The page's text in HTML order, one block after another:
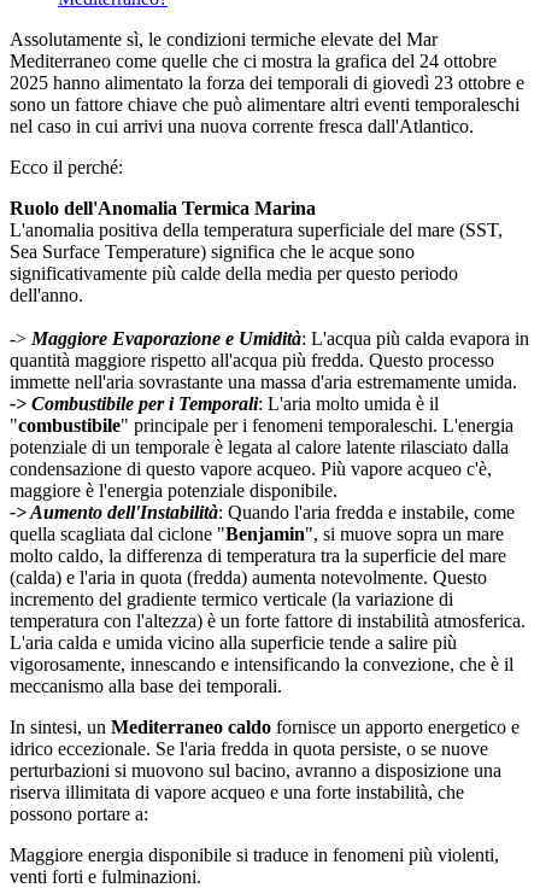
Assolutamente sì, le condizioni termiche elevate del Mar
Mediterraneo come quelle che ci mostra la grafica del 24 ottobre
2025 hanno alimentato la forza dei temporali di giovedì 23 ottobre e
sono un fattore chiave che può alimentare altri eventi temporaleschi
nel caso in cui arrivi una nuova corrente fresca dall'Atlantico.
Ecco il perché:
Ruolo dell'Anomalia Termica Marina
L'anomalia positiva della temperatura superficiale del mare (SST,
Sea Surface Temperature) significa che le acque sono
significativamente più calde della media per questo periodo
dell'anno.
-> Maggiore Evaporazione e Umidità: L'acqua più calda evapora in
quantità maggiore rispetto all'acqua più fredda. Questo processo
immette nell'aria sovrastante una massa d'aria estremamente umida.
-> Combustibile per i Temporali: L'aria molto umida è il
"combustibile" principale per i fenomeni temporaleschi. L'energia
potenziale di un temporale è legata al calore latente rilasciato dalla
condensazione di questo vapore acqueo. Più vapore acqueo c'è,
maggiore è l'energia potenziale disponibile.
-> Aumento dell'Instabilità: Quando l'aria fredda e instabile, come
quella scagliata dal ciclone "Benjamin", si muove sopra un mare
molto caldo, la differenza di temperatura tra la superficie del mare
(calda) e l'aria in quota (fredda) aumenta notevolmente. Questo
incremento del gradiente termico verticale (la variazione di
temperatura con l'altezza) è un forte fattore di instabilità atmosferica.
L'aria calda e umida vicino alla superficie tende a salire più
vigorosamente, innescando e intensificando la convezione, che è il
meccanismo alla base dei temporali.
In sintesi, un Mediterraneo caldo fornisce un apporto energetico e
idrico eccezionale. Se l'aria fredda in quota persiste, o se nuove
perturbazioni si muovono sul bacino, avranno a disposizione una
riserva illimitata di vapore acqueo e una forte instabilità, che
possono portare a:
Maggiore energia disponibile si traduce in fenomeni più violenti,
venti forti e fulminazioni.